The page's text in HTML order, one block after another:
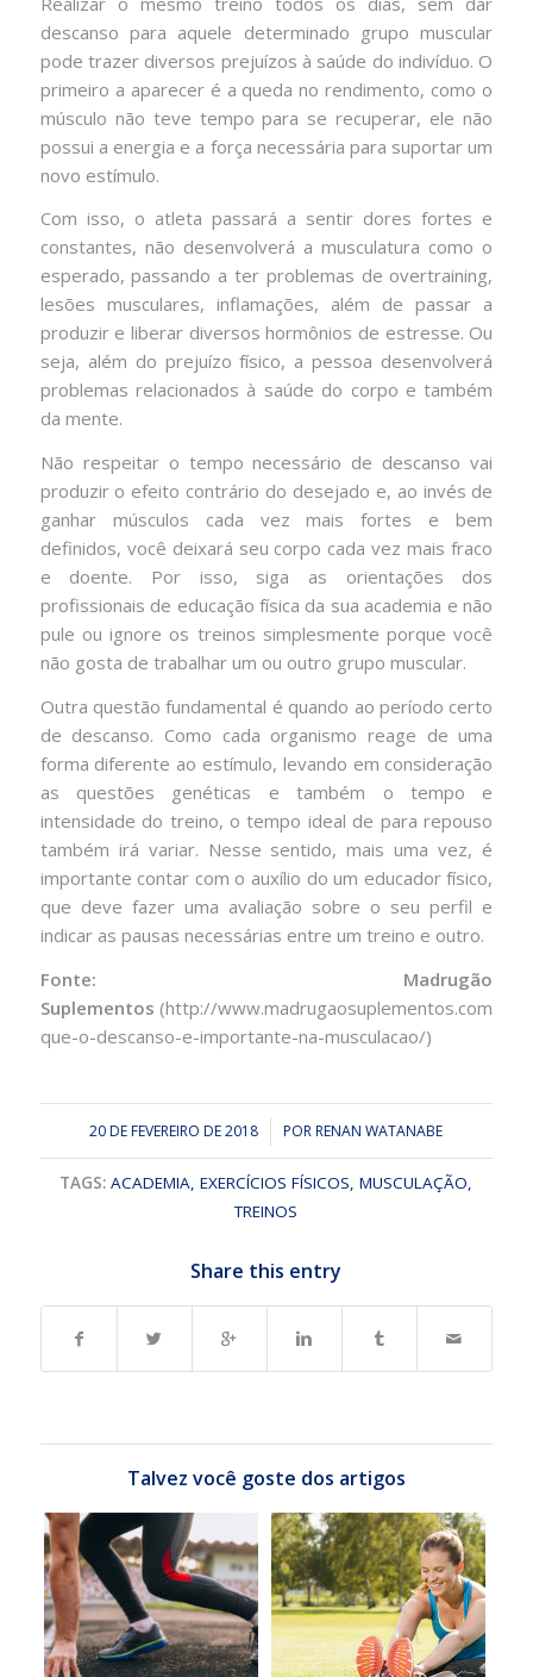
descanso para aquele determinado grupo muscular
pode trazer diversos prejuízos à saúde do indivíduo. O
primeiro a aparecer é a queda no rendimento, como o
músculo não teve tempo para se recuperar, ele não
possui a energia e a força necessária para suportar um
novo estímulo.
Com isso, o atleta passará a sentir dores fortes e
constantes, não desenvolverá a musculatura como o
esperado, passando a ter problemas de overtraining,
lesões musculares, inflamações, além de passar a
produzir e liberar diversos hormônios de estresse. Ou
seja, além do prejuízo físico, a pessoa desenvolverá
problemas relacionados à saúde do corpo e também
da mente.
Não respeitar o tempo necessário de descanso vai
produzir o efeito contrário do desejado e, ao invés de
ganhar músculos cada vez mais fortes e bem
definidos, você deixará seu corpo cada vez mais fraco
e doente. Por isso, siga as orientações dos
profissionais de educação física da sua academia e não
pule ou ignore os treinos simplesmente porque você
não gosta de trabalhar um ou outro grupo muscular.
Outra questão fundamental é quando ao período certo
de descanso. Como cada organismo reage de uma
forma diferente ao estímulo, levando em consideração
as questões genéticas e também o tempo e
intensidade do treino, o tempo ideal de para repouso
também irá variar. Nesse sentido, mais uma vez, é
importante contar com o auxílio do um educador físico,
que deve fazer uma avaliação sobre o seu perfil e
indicar as pausas necessárias entre um treino e outro.
Fonte: Madrugão
Suplementos (http://www.madrugaosuplementos.com.br/
que-o-descanso-e-importante-na-musculacao/)
20 DE FEVEREIRO DE 2018
/ PORRENAN WATANABE
TAGS: ACADEMIA,EXERCÍCIOS FÍSICOS,MUSCULAÇÃO,
TREINOS
Share this entry
Talvez você goste dos artigos